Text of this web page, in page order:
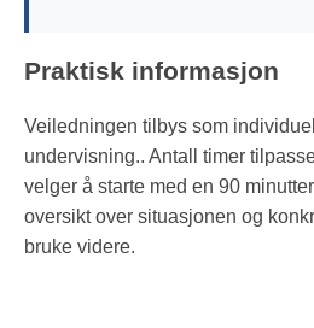
Praktisk informasjon
Veiledningen tilbys som
undervisning.. Antall timer
velger å starte med en 90
oversikt over situasjonen og
bruke videre.